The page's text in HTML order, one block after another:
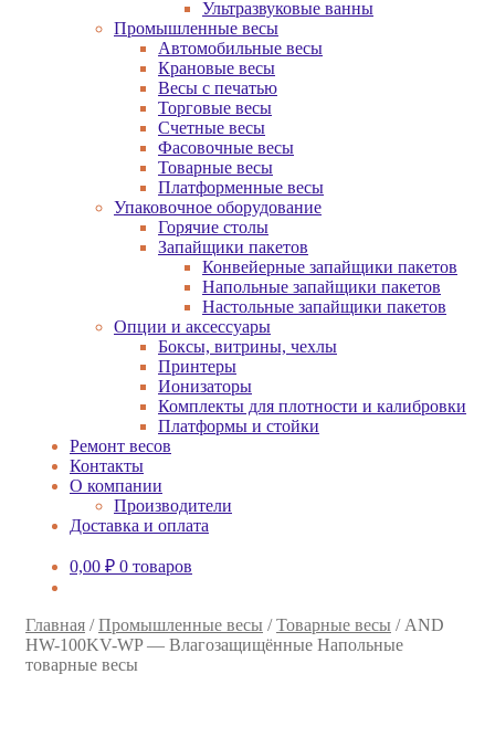
Ультразвуковые ванны
Промышленные весы
Автомобильные весы
Крановые весы
Весы с печатью
Торговые весы
Счетные весы
Фасовочные весы
Товарные весы
Платформенные весы
Упаковочное оборудование
Горячие столы
Запайщики пакетов
Конвейерные запайщики пакетов
Напольные запайщики пакетов
Настольные запайщики пакетов
Опции и аксессуары
Боксы, витрины, чехлы
Принтеры
Ионизаторы
Комплекты для плотности и калибровки
Платформы и стойки
Ремонт весов
Контакты
О компании
Производители
Доставка и оплата
0,00 ₽ 0 товаров
Главная /Промышленные весы /Товарные весы / AND
HW-100KV-WP — Влагозащищённые Напольные
товарные весы